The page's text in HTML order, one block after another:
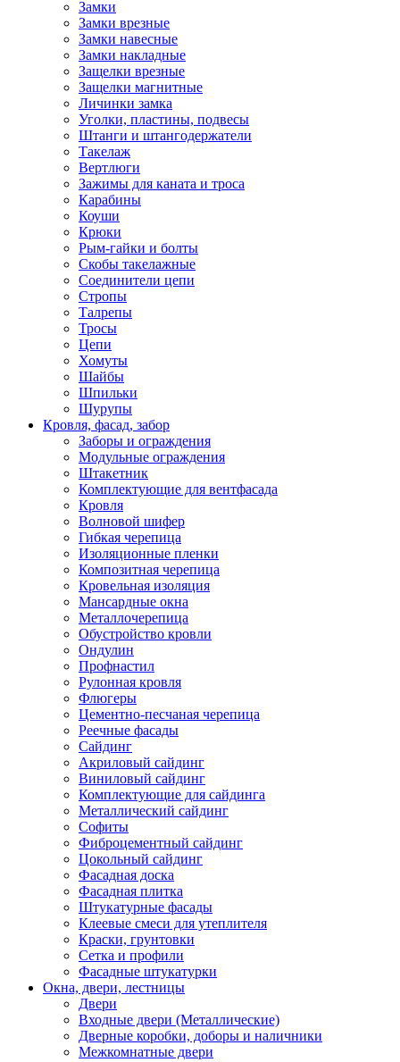
Замки
Замки врезные
Замки навесные
Замки накладные
Защелки врезные
Защелки магнитные
Личинки замка
Уголки, пластины, подвесы
Штанги и штангодержатели
Такелаж
Вертлюги
Зажимы для каната и троса
Карабины
Коуши
Крюки
Рым-гайки и болты
Скобы такелажные
Соединители цепи
Стропы
Талрепы
Тросы
Цепи
Хомуты
Шайбы
Шпильки
Шурупы
Кровля, фасад, забор
Заборы и ограждения
Модульные ограждения
Штакетник
Комплектующие для вентфасада
Кровля
Волновой шифер
Гибкая черепица
Изоляционные пленки
Композитная черепица
Кровельная изоляция
Мансардные окна
Металлочерепица
Обустройство кровли
Ондулин
Профнастил
Рулонная кровля
Флюгеры
Цементно-песчаная черепица
Реечные фасады
Сайдинг
Акриловый сайдинг
Виниловый сайдинг
Комплектующие для сайдинга
Металлический сайдинг
Софиты
Фиброцементный сайдинг
Цокольный сайдинг
Фасадная доска
Фасадная плитка
Штукатурные фасады
Клеевые смеси для утеплителя
Краски, грунтовки
Сетка и профили
Фасадные штукатурки
Окна, двери, лестницы
Двери
Входные двери (Металлические)
Дверные коробки, доборы и наличники
Межкомнатные двери